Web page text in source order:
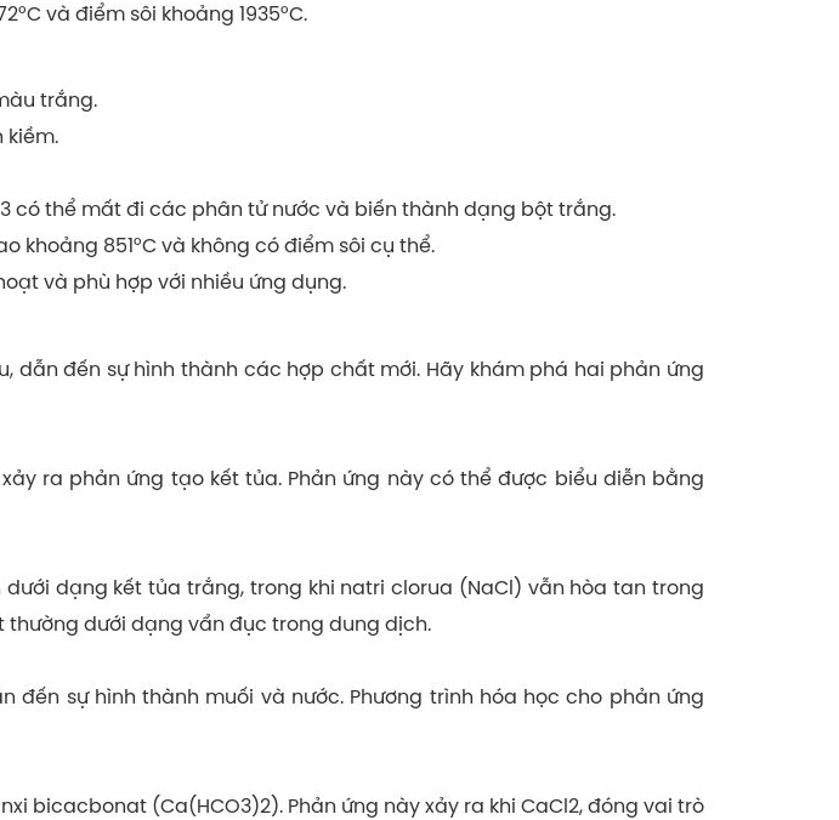
và điểm sôi khoảng 1935°C.
trắng.
kiềm.
có thể mất đi các phân tử nước và biến thành dạng bột trắng.
khoảng 851°C và không có điểm sôi cụ thể.
và phù hợp với nhiều ứng dụng.
dẫn đến sự hình thành các hợp chất mới. Hãy khám phá hai phản ứng
ra phản ứng tạo kết tủa. Phản ứng này có thể được biểu diễn bằng
dạng kết tủa trắng, trong khi natri clorua (NaCl) vẫn hòa tan trong
dưới dạng vẩn đục trong dung dịch.
đến sự hình thành muối và nước. Phương trình hóa học cho phản ứng
bicacbonat (Ca(HCO3)2). Phản ứng này xảy ra khi CaCl2, đóng vai trò